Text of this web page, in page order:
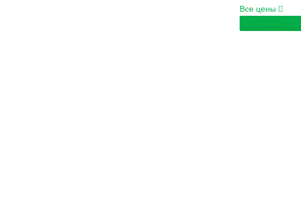
Все цены